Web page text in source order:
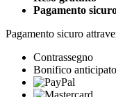
Pagamento
Pagamento sicuro
Contrassegno
Bonifico anticipato